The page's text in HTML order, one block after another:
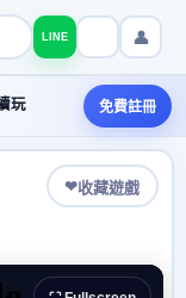
LINE 👤
玩 免費註冊
❤收藏遊戲